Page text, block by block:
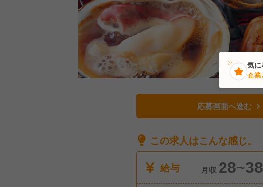
応募画面へ進む
この求人はこんな感じ。
給与
月収 28~38
気に
企業